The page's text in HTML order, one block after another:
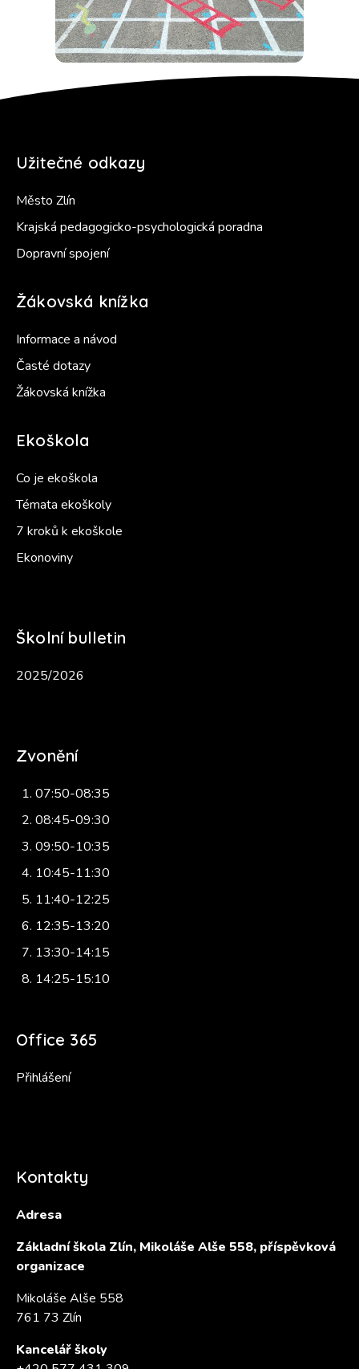
Užitečné odkazy
Město Zlín
Krajská pedagogicko-psychologická poradna
Dopravní spojení
Žákovská knížka
Informace a návod
Časté dotazy
Žákovská knížka
Ekoškola
Co je ekoškola
Témata ekoškoly
7 kroků k ekoškole
Ekonoviny
Školní bulletin
2025/2026
Zvonění
07:50-08:35
08:45-09:30
09:50-10:35
10:45-11:30
11:40-12:25
12:35-13:20
13:30-14:15
14:25-15:10
Office 365
Přihlášení
Kontakty
Adresa
Základní škola Zlín, Mikoláše Alše 558, příspěvková
organizace
Mikoláše Alše 558
761 73 Zlín
Kancelář školy